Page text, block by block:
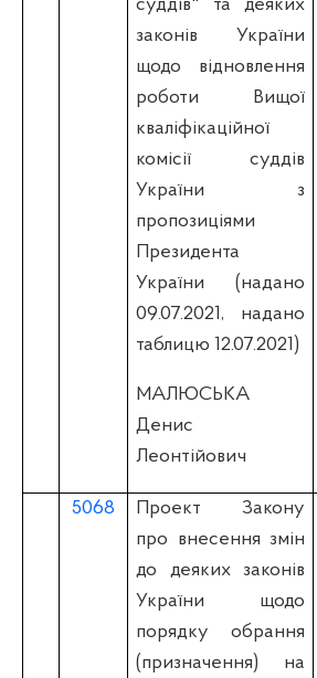
суддів" та деяких
законів України
щодо відновлення
роботи Вищої
кваліфікаційної
комісії суддів
України з
пропозиціями
Президента
України (надано
09.07.2021, надано
таблицю 12.07.2021)
МАЛЮСЬКА
Денис
Леонтійович
5068
Проект Закону
про внесення змін
до деяких законів
України щодо
порядку обрання
(призначення) на